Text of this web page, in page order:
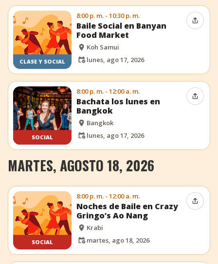
CLASE Y SOCIAL
8:00 p. m. - 10:30 p. m.
Baile Social en Banyan
Food Market
Koh Samui
lunes, ago 17, 2026
SOCIAL
8:00 p. m. - 12:00 a. m.
Bachata los lunes en
Bangkok
Bangkok
lunes, ago 17, 2026
MARTES, AGOSTO 18, 2026
SOCIAL
8:00 p. m. - 12:00 a. m.
Noches de Baile en Crazy
Gringo’s Ao Nang
Krabi
martes, ago 18, 2026